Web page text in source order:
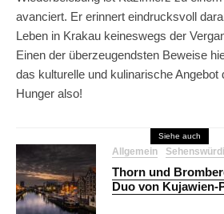
avanciert. Er erinnert eindrucksvoll
Leben in Krakau keineswegs der
Einen der überzeugendsten Beweise
das kulturelle und kulinarische Angebot
Hunger also!
Siehe auch
Allgemein
Thorn und
Duo von Kujawien-